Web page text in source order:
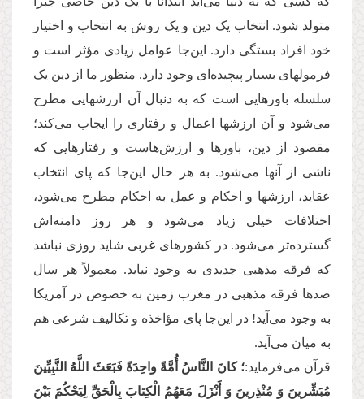
متولد شود. انتخاب یک دین و یک روش به انتخاب و اختیار
خود افراد بستگی دارد. این‌جا عوامل زیادی مؤثر است و
فرمولهای بسیار پیچیده‌ای وجود دارد. منظور ما از دین یک
سلسله باورهایی است که به دنبال آن ارزشهایی مطرح
می‌شود و آن ارزشها اعمال و رفتاری را ایجاب می‌کند؛
مقصود از دین، باورها و ارزش‌هاست و رفتارهایی که
ناشی از آنها می‌شود. به هر حال این‌جا که پای انتخاب
عقاید، ارزشها و احکام و عمل به احکام مطرح می‌شود،
اختلافات خیلی زیاد می‌شود و هر روز دامنه‌اش
گسترده‌تر می‌شود. در کشورهای غربی شاید روزی نباشد
که فرقه مذهبی جدیدی به وجود نیاید. معمولاً هر سال
صدها فرقه مذهبی در مغرب زمین به خصوص در آمریکا
به وجود می‌آید! در این‌جا پای مؤاخذه و تکالیف شرعی هم
به میان می‌آید.
قرآن می‌فرماید:؛ كانَ النَّاسُ أُمَّةً واحِدَةً فَبَعَثَ اللَّهُ النَّبِیِّینَ
مُبَشِّرینَ وَ مُنْذِرینَ وَ أَنْزَلَ مَعَهُمُ الْكِتابَ بِالْحَقِّ لِیَحْكُمَ بَیْنَ